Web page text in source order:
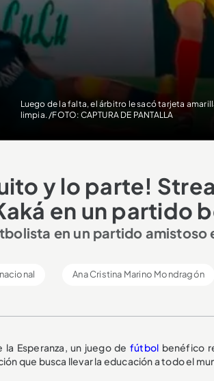
Luego de la falta, el árbitro le sacó tarjeta
limpia. /FOTO: CAPTURA DE PANTALLA
y lo parte!
en un partido
en un partido amistoso
Ana Cristina Marino Mondragón
la Esperanza, un juego defútbol benéfico
que busca llevar la educación a todo el